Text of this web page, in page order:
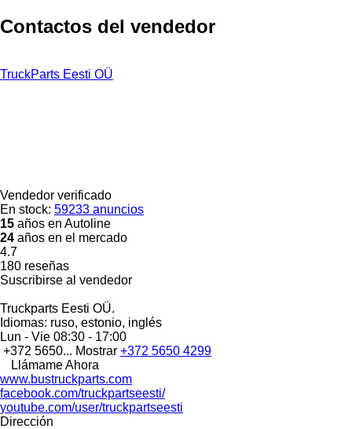
Contactos del vendedor
TruckParts Eesti OÜ
Vendedor verificado
En stock: 59233 anuncios
15 años en Autoline
24 años en el mercado
4.7
180 reseñas
Suscribirse al vendedor
Truckparts Eesti OÜ.
Idiomas: ruso, estonio, inglés
Lun - Vie 08:30 - 17:00
+372 5650... Mostrar +372 5650 4299
Llámame Ahora
www.bustruckparts.com
facebook.com/truckpartseesti/
youtube.com/user/truckpartseesti
Dirección